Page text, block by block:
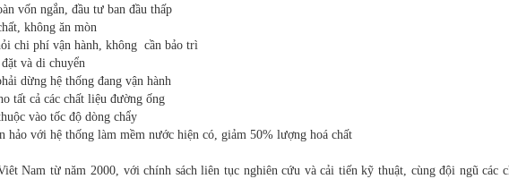
vốn ngắn, đầu tư ban đầu thấp
không ăn mòn
chi phí vận hành, không cần bảo trì
và di chuyển
dừng hệ thống đang vận hành
tất cả các chất liệu đường ống
vào tốc độ dòng chẩy
hảo với hệ thống làm mềm nước hiện có, giảm 50% lượng hoá chất
Nam từ năm 2000, với chính sách liên tục nghiên cứu và cải tiến kỹ thuật, cùng đội ngũ các